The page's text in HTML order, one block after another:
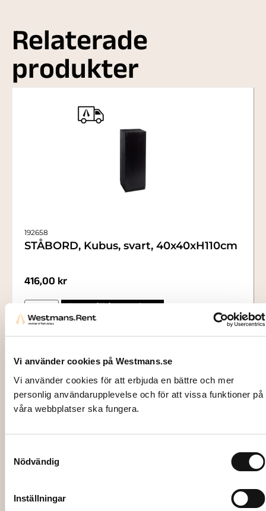
Vi använder cookies på Westmans.se
Vi använder cookies för att erbjuda en bättre och mer
personlig användarupplevelse och för att vissa funktioner på
våra webbplatser ska fungera.
Nödvändig
Inställningar
Relaterade
produkter
192658
STÅBORD, Kubus, svart, 40x40xH110cm
416,00 kr
Lägg till i varukorg